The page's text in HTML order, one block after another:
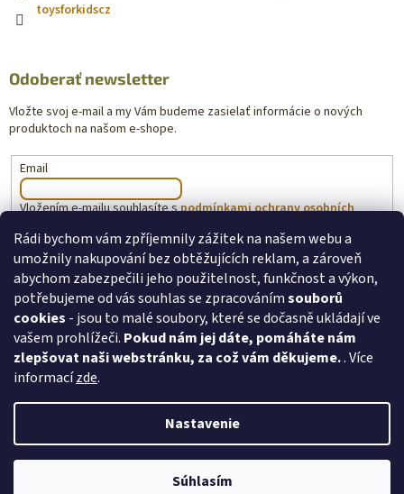
Rádi bychom vám zpříjemnily zážitek na našem webu a
umožnily nakupování bez obtěžujících reklam, a zároveň
abychom zabezpečili jeho použitelnost, funkčnost a výkon,
potřebujeme od vás souhlas se zpracovánímsouborů
cookies - jsou to malé soubory, které se dočasně ukládají ve
vašem prohlížeči. Pokud nám jej dáte, pomáháte nám
zlepšovat naši webstránku, za což vám děkujeme.. Více
informacízde.
Nastavenie
Súhlasím
toysforkidscz
Odoberať newsletter
Vložte svoj e-mail a my Vám budeme zasielať informácie o nových
produktoch na našom e-shope.
Email
Vložením e-mailu souhlasíte spodmínkami ochrany osobních
PRIHLÁSIŤ SA
toysforkids.cz Ochrana osobních údajů
Copyright 2026ToysForKids.cz. Všetky práva vyhradené.Upraviť
nastavenie cookies